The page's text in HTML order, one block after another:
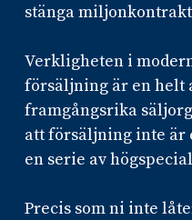
stänga
Verkligheten i
försäljning är en helt
framgångsrika
att försäljning inte är
en serie av
Precis som ni inte